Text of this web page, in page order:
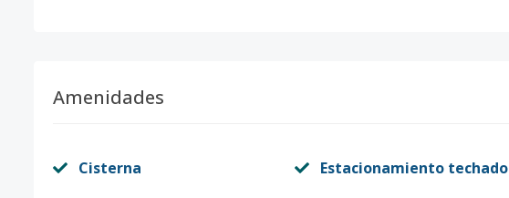
Amenidades
Cisterna Estacionamiento techado